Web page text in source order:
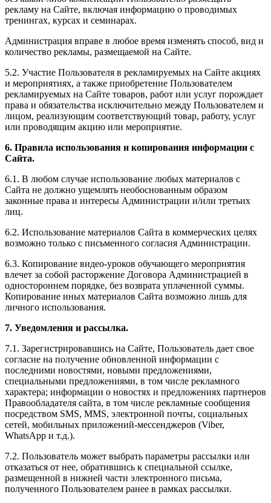
рекламу на Сайте, включая информацию о проводимых
тренингах, курсах и семинарах.
Администрация вправе в любое время изменять способ, вид и
количество рекламы, размещаемой на Сайте.
5.2. Участие Пользователя в рекламируемых на Сайте акциях
и мероприятиях, а также приобретение Пользователем
рекламируемых на Сайте товаров, работ или услуг порождает
права и обязательства исключительно между Пользователем и
лицом, реализующим соответствующий товар, работу, услуг
или проводящим акцию или мероприятие.
6. Правила использования и копирования информации с
Сайта.
6.1. В любом случае использование любых материалов с
Сайта не должно ущемлять необоснованным образом
законные права и интересы Администрации и/или третьих
лиц.
6.2. Использование материалов Сайта в коммерческих целях
возможно только с письменного согласия Администрации.
6.3. Копирование видео-уроков обучающего мероприятия
влечет за собой расторжение Договора Администрацией в
одностороннем порядке, без возврата уплаченной суммы.
Копирование иных материалов Сайта возможно лишь для
личного использования.
7. Уведомления и рассылка.
7.1. Зарегистрировавшись на Сайте, Пользователь дает свое
согласие на получение обновленной информации с
последними новостями, новыми предложениями,
специальными предложениями, в том числе рекламного
характера; информации о новостях и предложениях партнеров
Правообладателя сайта, в том числе рекламные сообщения
посредством SMS, MMS, электронной почты, социальных
сетей, мобильных приложений-мессенджеров (Viber,
WhatsApp и т.д.).
7.2. Пользователь может выбрать параметры рассылки или
отказаться от нее, обратившись к специальной ссылке,
размещенной в нижней части электронного письма,
полученного Пользователем ранее в рамках рассылки.